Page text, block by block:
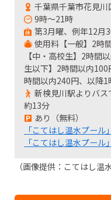
千葉県千葉市花見川
9時～21時
第3月曜、例年12月
使用料【一般】2時
【中・高校生】2時間
生以下】2時間以内
時間以内240円、以降1
新検見川駅よりバ
約13分
あり（無料）
「こてはし温水プール
「こてはし温水プー
（画像提供：こてはし温